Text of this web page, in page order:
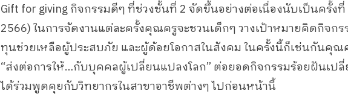
Gift for giving กิจกรรมดีๆ ที่ช่วงชั้นที่ 2 จัดขึ้นอย่างต่อเนื่องนับเป็นครั้ง
2566) ในการจัดงานแต่ละครั้งคุณครูจะชวนเด็กๆ วางเป้าหมายคิดกิจกร
ทุนช่วยเหลือผู้ประสบภัย และผู้ด้อยโอกาสในสังคม ในครั้งนี้ก็เช่นกันคุณ
“ส่งต่อการให้…กับบุคคลผู้เปลี่ยนแปลงโลก” ต่อยอดกิจกรรมร้อยฝันเป
ได้ร่วมพูดคุยกับวิทยากรในสาขาอาชีพต่างๆ ไปก่อนหน้านี้